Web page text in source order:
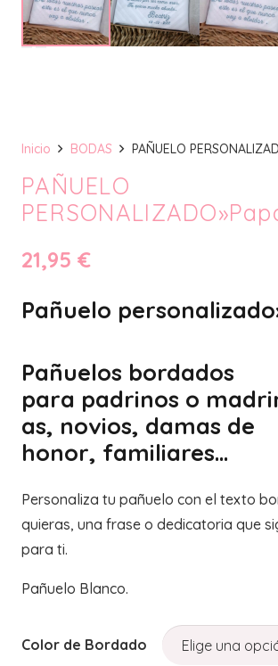
Inicio BODAS PAÑUELO
PAÑUELO
21,95 €
Pañuelo
Pañuelos bordados
para padrinos o
as, novios, damas de
honor, familiares…
Personaliza tu pañuelo con el texto
quieras, una frase o dedicatoria que
para ti.
Pañuelo Blanco.
Color de Bordado